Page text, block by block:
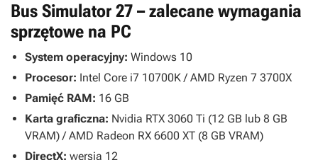
Bus Simulator 27 – zalecane wymagania
sprzętowe na PC
System operacyjny: Windows 10
Procesor: Intel Core i7 10700K / AMD Ryzen 7 3700X
Pamięć RAM: 16 GB
Karta graficzna: Nvidia RTX 3060 Ti (12 GB lub 8 GB
VRAM) / AMD Radeon RX 6600 XT (8 GB VRAM)
DirectX: wersja 12